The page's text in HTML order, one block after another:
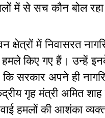
में से सच कौन बोल
में निवासरत
हमले किए गए हैं। उन्हें
सरकार अपने ही
गृह मंत्री अमित शाह
हमलों की आशंका